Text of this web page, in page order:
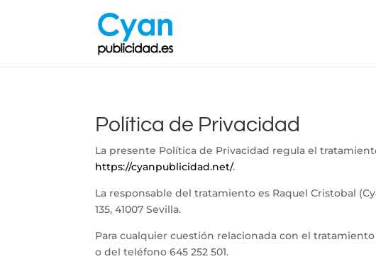
Política de Privacidad
La presente Política de Privacidad regula el
https://cyanpublicidad.net/.
La responsable del tratamiento es Raquel Cristobal
135, 41007 Sevilla.
Para cualquier cuestión relacionada con el
o del teléfono 645 252 501.